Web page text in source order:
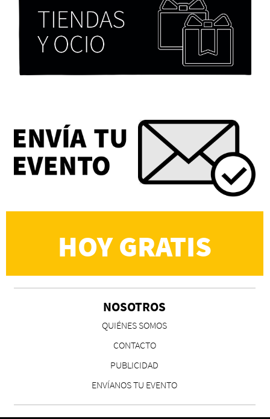
Eva Valero Juan: "Una mirada que construía un
universo donde lo único verdaderamente
importante eran los amigos y la literatura"
Martín Carrasco
CS, de José María Salazar
Invitadxs EnLima
HOY GRATIS
NOSOTROS
QUIÉNES SOMOS
CONTACTO
PUBLICIDAD
ENVÍANOS TU EVENTO